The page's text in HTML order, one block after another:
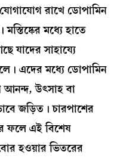
রাখে ডোপামিন
মধ্যে হাতে
যাদের সাহায্যে
এদের মধ্যে ডোপামিন
উৎসাহ বা
জড়িত। চারপাশের
ফলে এই বিশেষ
হওয়ার ভিতরের